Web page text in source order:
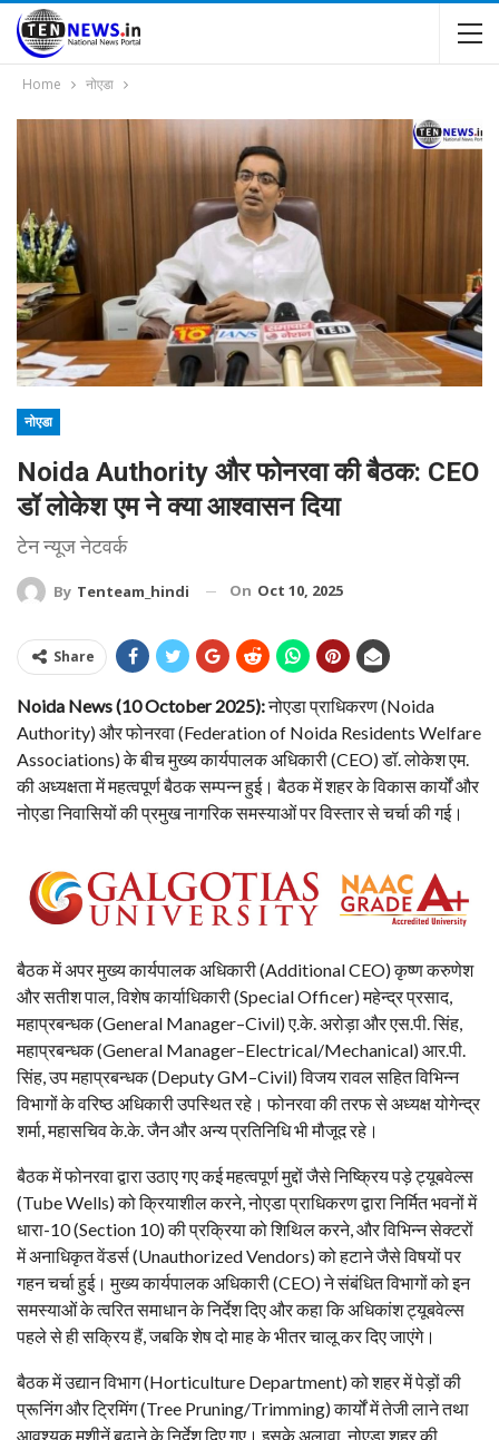
Home नोएडा
नोएडा
Noida Authority और फोनरवा की बैठक: CEO
डॉ लोकेश एम ने क्या आश्वासन दिया
टेन न्यूज नेटवर्क
By Tenteam_hindi On Oct 10, 2025
Share
Noida News (10 October 2025):नोएडा प्राधिकरण (Noida
Authority) और फोनरवा (Federation of Noida Residents Welfare
Associations) के बीच मुख्य कार्यपालक अधिकारी (CEO) डॉ. लोकेश एम.
की अध्यक्षता में महत्वपूर्ण बैठक सम्पन्न हुई। बैठक में शहर के विकास कार्यों और
नोएडा निवासियों की प्रमुख नागरिक समस्याओं पर विस्तार से चर्चा की गई।
बैठक में अपर मुख्य कार्यपालक अधिकारी (Additional CEO) कृष्ण करुणेश
और सतीश पाल, विशेष कार्याधिकारी (Special Officer) महेन्द्र प्रसाद,
महाप्रबन्धक (General Manager–Civil) ए.के. अरोड़ा और एस.पी. सिंह,
महाप्रबन्धक (General Manager–Electrical/Mechanical) आर.पी.
सिंह, उप महाप्रबन्धक (Deputy GM–Civil) विजय रावल सहित विभिन्न
विभागों के वरिष्ठ अधिकारी उपस्थित रहे। फोनरवा की तरफ से अध्यक्ष योगेन्द्र
शर्मा, महासचिव के.के. जैन और अन्य प्रतिनिधि भी मौजूद रहे।
बैठक में फोनरवा द्वारा उठाए गए कई महत्वपूर्ण मुद्दों जैसे निष्क्रिय पड़े ट्यूबवेल्स
(Tube Wells) को क्रियाशील करने, नोएडा प्राधिकरण द्वारा निर्मित भवनों में
धारा-10 (Section 10) की प्रक्रिया को शिथिल करने, और विभिन्न सेक्टरों
में अनाधिकृत वेंडर्स (Unauthorized Vendors) को हटाने जैसे विषयों पर
गहन चर्चा हुई। मुख्य कार्यपालक अधिकारी (CEO) ने संबंधित विभागों को इन
समस्याओं के त्वरित समाधान के निर्देश दिए और कहा कि अधिकांश ट्यूबवेल्स
पहले से ही सक्रिय हैं, जबकि शेष दो माह के भीतर चालू कर दिए जाएंगे।
बैठक में उद्यान विभाग (Horticulture Department) को शहर में पेड़ों की
प्रूनिंग और ट्रिमिंग (Tree Pruning/Trimming) कार्यों में तेजी लाने तथा
आवश्यक मशीनें बढ़ाने के निर्देश दिए गए। इसके अलावा, नोएडा शहर की